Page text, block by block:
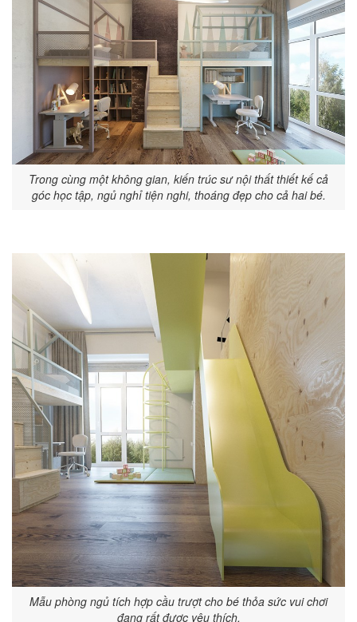
Trong cùng một không gian, kiến trúc sư nội thất thiết kế cả
góc học tập, ngủ nghỉ tiện nghi, thoáng đẹp cho cả hai bé.
Mẫu phòng ngủ tích hợp cầu trượt cho bé thỏa sức vui chơi
đang rất được yêu thích.